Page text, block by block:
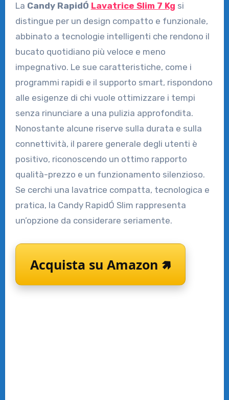
La Candy RapidÓ Lavatrice Slim 7 Kg si
distingue per un design compatto e funzionale,
abbinato a tecnologie intelligenti che rendono il
bucato quotidiano più veloce e meno
impegnativo. Le sue caratteristiche, come i
programmi rapidi e il supporto smart, rispondono
alle esigenze di chi vuole ottimizzare i tempi
senza rinunciare a una pulizia approfondita.
Nonostante alcune riserve sulla durata e sulla
connettività, il parere generale degli utenti è
positivo, riconoscendo un ottimo rapporto
qualità-prezzo e un funzionamento silenzioso.
Se cerchi una lavatrice compatta, tecnologica e
pratica, la Candy RapidÓ Slim rappresenta
un’opzione da considerare seriamente.
Acquista su Amazon 🢅